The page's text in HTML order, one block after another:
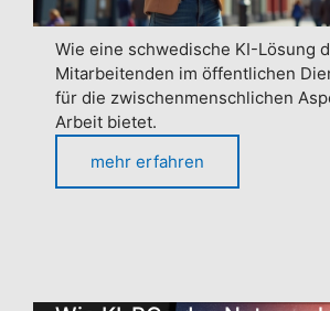
Wie eine schwedische KI-Lösung
Mitarbeitenden im öffentlichen
für die zwischenmenschlichen
Arbeit bietet.
mehr erfahren